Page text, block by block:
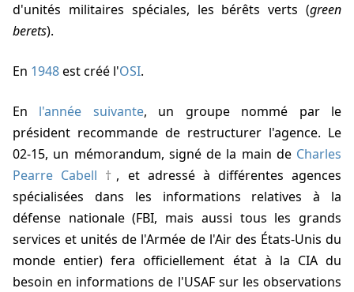
d'unités militaires spéciales, les bérêts verts (green
berets).
En 1948est créé l'OSI.
En l'année suivante, un groupe nommé par le
président recommande de restructurer l'agence. Le
02-15, un mémorandum, signé de la main de Charles
Pearre Cabell
, et adressé à différentes agences
spécialisées dans les informations relatives à la
défense nationale (FBI, mais aussi tous les grands
services et unités de l'Armée de l'Air des États-Unis du
monde entier) fera officiellement état à la CIA du
besoin en informations de l'USAF sur les observations